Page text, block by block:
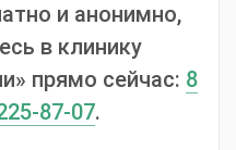
и анонимно,
в клинику
прямо сейчас: 8
87-07.